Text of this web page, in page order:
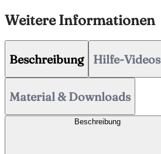
Weitere Informationen
Beschreibung Hilfe-Videos
Material & Downloads
Beschreibung